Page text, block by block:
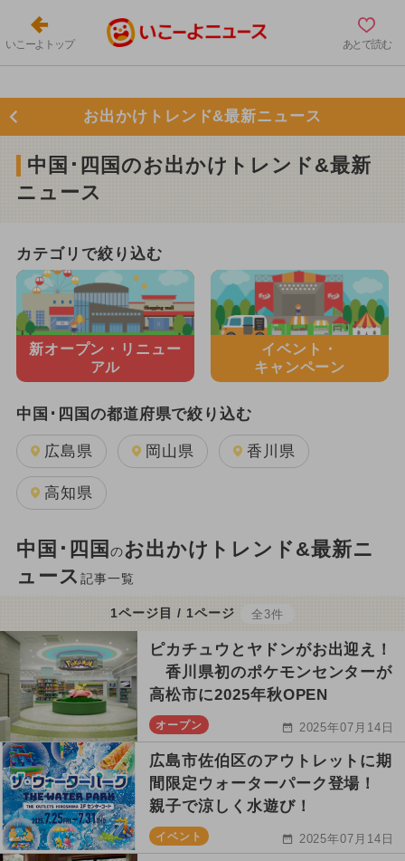
いこーよトップ あとで読む
お出かけトレンド&最新ニュース
中国･四国のお出かけトレンド&最新
ニュース
カテゴリで絞り込む
新オープン・ リニュー
アル
イベント・
キャンペーン
中国･四国の都道府県で絞り込む
広島県 岡山県 香川県
高知県
中国･四国 のお出かけトレンド&最新ニ
ュース 記事一覧
1ページ目 / 1ページ 全3件
ピカチュウとヤドンがお出迎え！
香川県初のポケモンセンターが
高松市に2025年秋OPEN
オープン 2025年07月14日
広島市佐伯区のアウトレットに期
間限定ウォーターパーク登場！
親子で涼しく水遊び！
イベント 2025年07月14日